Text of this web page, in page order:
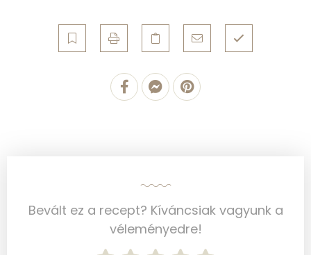
Bevált ez a recept? Kíváncsiak vagyunk a
véleményedre!